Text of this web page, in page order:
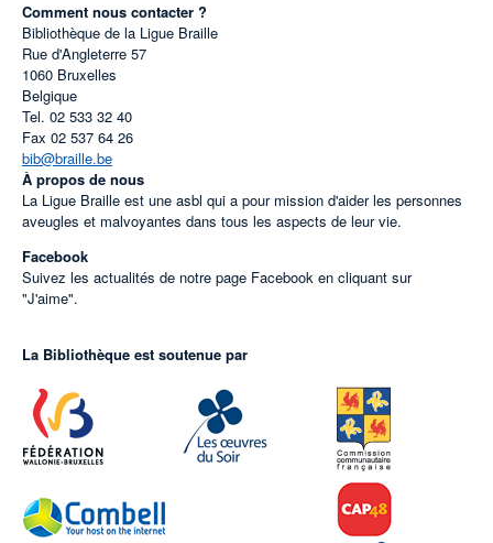
Comment nous contacter ?
Bibliothèque de la Ligue Braille
Rue d'Angleterre 57
1060 Bruxelles
Belgique
Tel. 02 533 32 40
Fax 02 537 64 26
bib@braille.be
À propos de nous
La Ligue Braille est une asbl qui a pour mission d'aider les personnes
aveugles et malvoyantes dans tous les aspects de leur vie.
Facebook
Suivez les actualités de notre page Facebook en cliquant sur
"J'aime".
La Bibliothèque est soutenue par